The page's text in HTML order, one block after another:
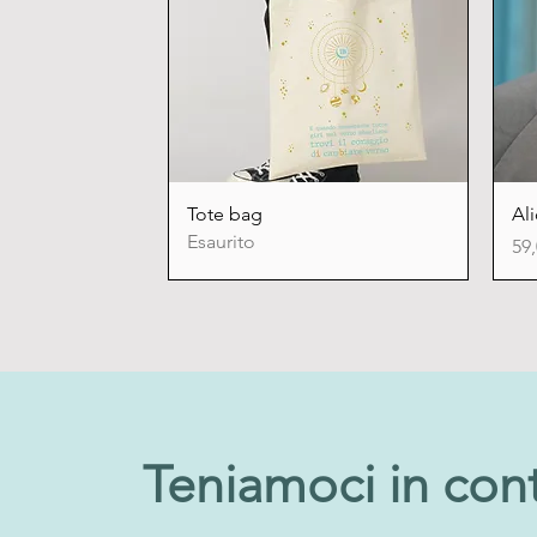
Tote bag
Esaurito
Teniamoci in